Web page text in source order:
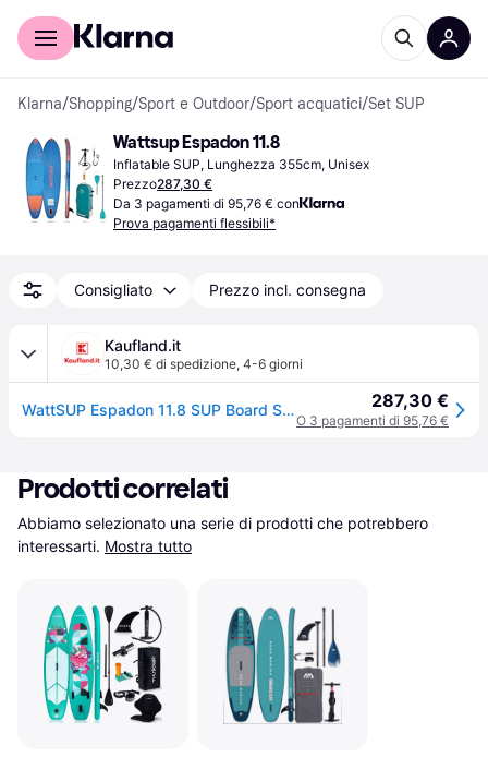
Per il tuo shopping
Klarna/Shopping/Sport e Outdoor/Sport acquatici/Set SUP
Wattsup Espadon 11.8
Inflatable SUP, Lunghezza 355cm, Unisex
Prezzo287,30 €
Da 3 pagamenti di 95,76 € con
Prova pagamenti flessibili*
Consigliato Prezzo incl. consegna
Kaufland.it
10,30 € di spedizione, 4-6 giorni
WattSUP Espadon 11.8 SUP Board Stand Up Paddle Surf-Board Paddle ISUP 355x86cm 287,30 €
O 3 pagamenti di 95,76 €
Prodotti correlati
Abbiamo selezionato una serie di prodotti che potrebbero
interessarti. Mostra tutto